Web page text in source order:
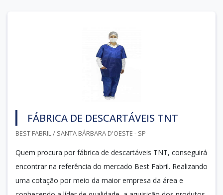
FÁBRICA DE DESCARTÁVEIS TNT
BEST FABRIL / SANTA BÁRBARA D'OESTE - SP
Quem procura por fábrica de descartáveis TNT, conseguirá
encontrar na referência do mercado Best Fabril. Realizando
uma cotação por meio da maior empresa da área e